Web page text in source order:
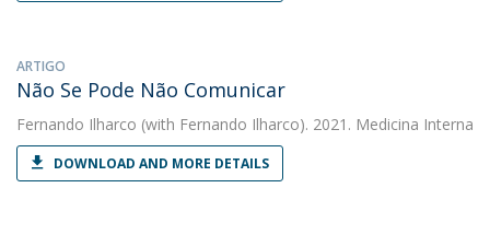
ARTIGO
Não Se Pode Não Comunicar
Fernando Ilharco (with Fernando Ilharco). 2021. Medicina Interna
DOWNLOAD AND MORE DETAILS